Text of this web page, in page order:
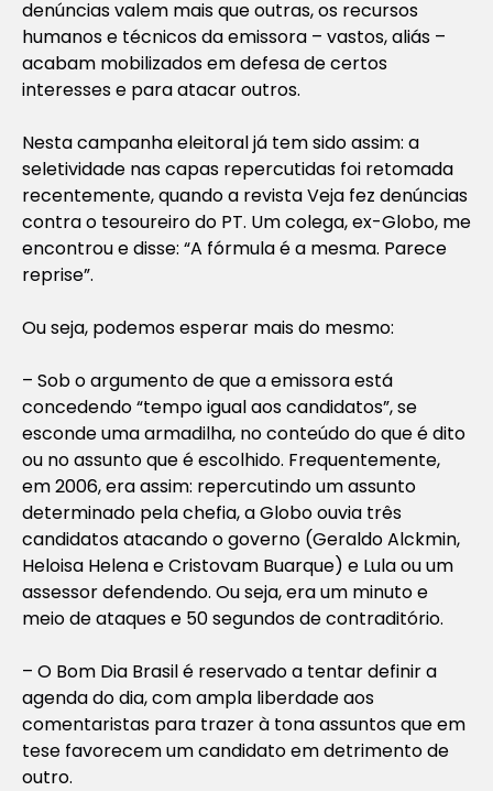
denúncias valem mais que outras, os recursos
humanos e técnicos da emissora – vastos, aliás –
acabam mobilizados em defesa de certos
interesses e para atacar outros.
Nesta campanha eleitoral já tem sido assim: a
seletividade nas capas repercutidas foi retomada
recentemente, quando a revista Veja fez denúncias
contra o tesoureiro do PT. Um colega, ex-Globo, me
encontrou e disse: “A fórmula é a mesma. Parece
reprise”.
Ou seja, podemos esperar mais do mesmo:
– Sob o argumento de que a emissora está
concedendo “tempo igual aos candidatos”, se
esconde uma armadilha, no conteúdo do que é dito
ou no assunto que é escolhido. Frequentemente,
em 2006, era assim: repercutindo um assunto
determinado pela chefia, a Globo ouvia três
candidatos atacando o governo (Geraldo Alckmin,
Heloisa Helena e Cristovam Buarque) e Lula ou um
assessor defendendo. Ou seja, era um minuto e
meio de ataques e 50 segundos de contraditório.
– O Bom Dia Brasil é reservado a tentar definir a
agenda do dia, com ampla liberdade aos
comentaristas para trazer à tona assuntos que em
tese favorecem um candidato em detrimento de
outro.